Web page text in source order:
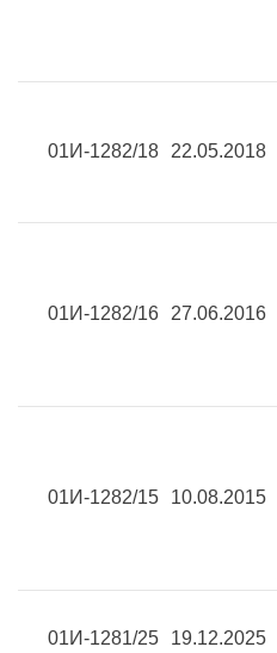
01И-1282/18 22.05.2018
01И-1282/16 27.06.2016
01И-1282/15 10.08.2015
01И-1281/25 19.12.2025